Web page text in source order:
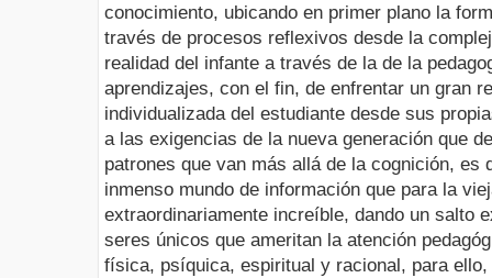
conocimiento, ubicando en primer plano la
través de procesos reflexivos desde la
realidad del infante a través de la de la
aprendizajes, con el fin, de enfrentar un gran
individualizada del estudiante desde sus
a las exigencias de la nueva generación que
patrones que van más allá de la cognición, es
inmenso mundo de información que para la
extraordinariamente increíble, dando un salto
seres únicos que ameritan la atención
física, psíquica, espiritual y racional, para